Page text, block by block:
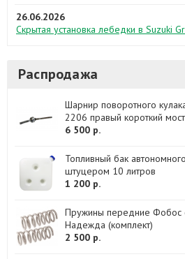
26.06.2026
Скрытая установка лебедки в Suzuki
Распродажа
Шарнир поворотного
2206 правый короткий
6 500 р.
Топливный бак
штуцером 10 литров
1 200 р.
Пружины передние Фобос
Надежда (комплект)
2 500 р.